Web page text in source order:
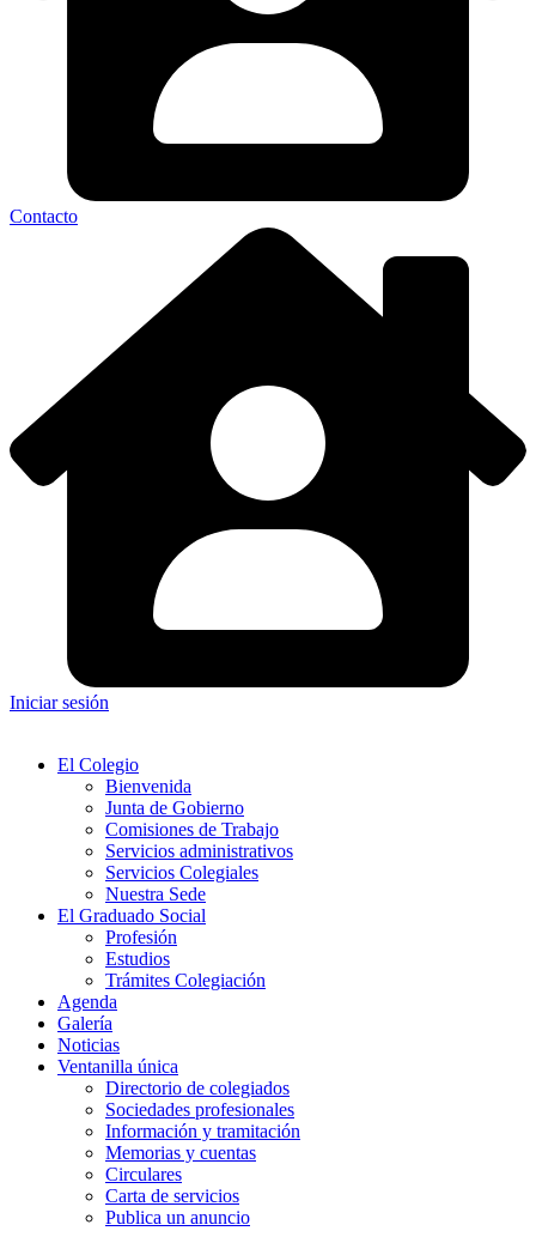
Contacto
Iniciar sesión
El Colegio
Bienvenida
Junta de Gobierno
Comisiones de Trabajo
Servicios administrativos
Servicios Colegiales
Nuestra Sede
El Graduado Social
Profesión
Estudios
Trámites Colegiación
Agenda
Galería
Noticias
Ventanilla única
Directorio de colegiados
Sociedades profesionales
Información y tramitación
Memorias y cuentas
Circulares
Carta de servicios
Publica un anuncio